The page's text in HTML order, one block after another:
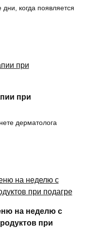
когда появляется
при
дерматолога
на неделю с
при